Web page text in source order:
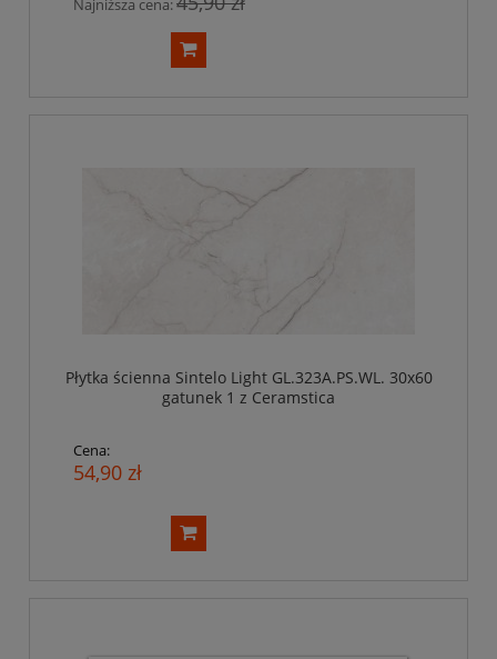
Najniższa cena:
Płytka ścienna Sintelo Light GL.323A.PS.WL. 30x60
gatunek 1 z Ceramstica
Cena:
54,90 zł